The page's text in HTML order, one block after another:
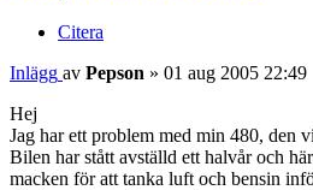
Citera
Inlägg av Pepson » 01 aug 2005 22:49
Hej
Jag har ett problem med min 480, den
Bilen har stått avställd ett halvår och
macken för att tanka luft och bensin